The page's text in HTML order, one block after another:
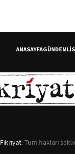
ANASAYFAGÜNDEM
Fikriyat. Tüm hakları